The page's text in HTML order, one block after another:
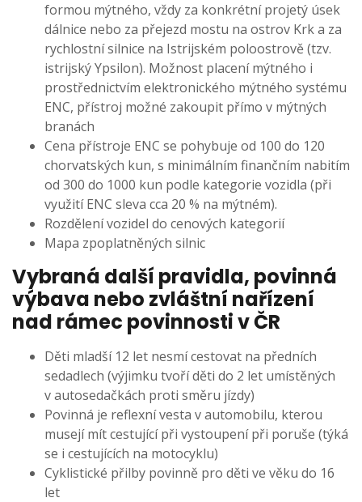
formou mýtného, vždy za konkrétní projetý úsek
dálnice nebo za přejezd mostu na ostrov Krk a za
rychlostní silnice na Istrijském poloostrově (tzv.
istrijský Ypsilon). Možnost placení mýtného i
prostřednictvím elektronického mýtného systému
ENC, přístroj možné zakoupit přímo v mýtných
branách
Cena přístroje ENC se pohybuje od 100 do 120
chorvatských kun, s minimálním finančním nabitím
od 300 do 1000 kun podle kategorie vozidla (při
využití ENC sleva cca 20 % na mýtném).
Rozdělení vozidel do cenových kategorií
Mapa zpoplatněných silnic
Vybraná další pravidla, povinná
výbava nebo zvláštní nařízení
nad rámec povinnosti v ČR
Děti mladší 12 let nesmí cestovat na předních
sedadlech (výjimku tvoří děti do 2 let umístěných
v autosedačkách proti směru jízdy)
Povinná je reflexní vesta v automobilu, kterou
musejí mít cestující při vystoupení při poruše (týká
se i cestujících na motocyklu)
Cyklistické přilby povinně pro děti ve věku do 16
let